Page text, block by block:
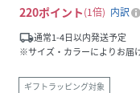
220ポイント 1倍
内訳
local_shipping通常1-4日以内発送予定
※サイズ・カラーによりお届
ギフトラッピング対象